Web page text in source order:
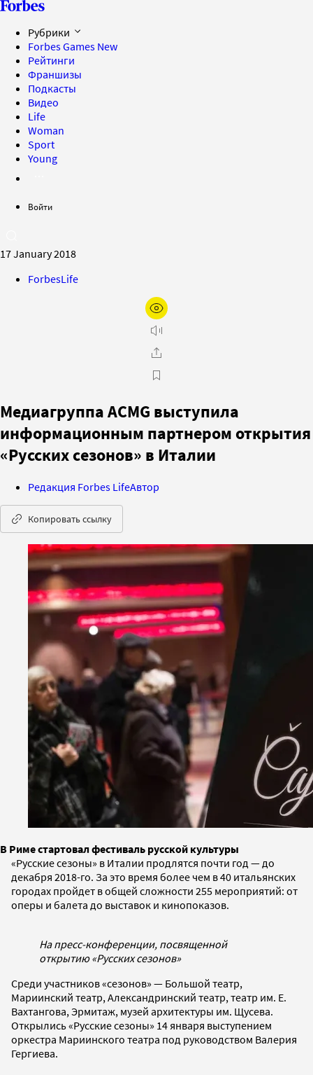
Рубрики
Forbes Games New
Рейтинги
Франшизы
Подкасты
Видео
Life
Woman
Sport
Young
Войти
17 January 2018
ForbesLife
Медиагруппа ACMG выступила
информационным партнером открытия
«Русских cезонов» в Италии
Редакция Forbes LifeАвтор
Копировать ссылку
В Риме стартовал фестиваль русской культуры
«Русские сезоны» в Италии продлятся почти год — до
декабря 2018-го. За это время более чем в 40 итальянских
городах пройдет в общей сложности 255 мероприятий: от
оперы и балета до выставок и кинопоказов.
На пресс-конференции, посвященной
открытию «Русских сезонов»
Среди участников «сезонов» — Большой театр,
Мариинский театр, Александринский театр, театр им. Е.
Вахтангова, Эрмитаж, музей архитектуры им. Щусева.
Открылись «Русские сезоны» 14 января выступением
оркестра Мариинского театра под руководством Валерия
Гергиева.